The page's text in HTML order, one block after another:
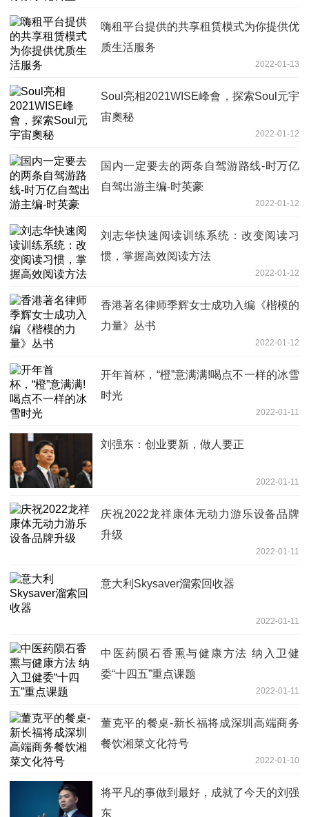
嗨租平台提供的共享租赁模式为你提供优
质生活服务
2022-01-13
Soul亮相2021WISE峰會，探索Soul元宇
宙奧秘
2022-01-12
国内一定要去的两条自驾游路线-时万亿
自驾出游主编-时英豪
2022-01-12
刘志华快速阅读训练系统：改变阅读习
惯，掌握高效阅读方法
2022-01-12
香港著名律师季辉女士成功入编《楷模的
力量》丛书
2022-01-12
开年首杯，“橙”意满满!喝点不一样的冰雪
时光
2022-01-11
刘强东：创业要新，做人要正
2022-01-11
庆祝2022龙祥康体无动力游乐设备品牌
升级
2022-01-11
意大利Skysaver溜索回收器
2022-01-11
中医药陨石香熏与健康方法 纳入卫健
委“十四五”重点课题
2022-01-11
董克平的餐桌-新长福将成深圳高端商务
餐饮湘菜文化符号
2022-01-10
将平凡的事做到最好，成就了今天的刘强
东